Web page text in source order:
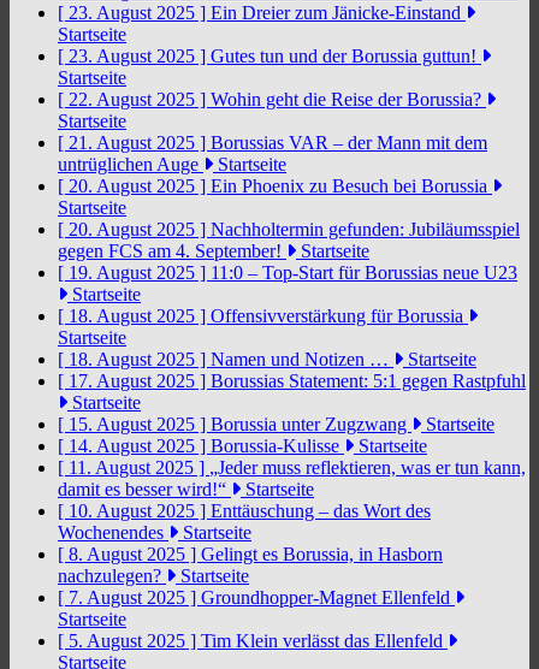
[ 23. August 2025 ] Ein Dreier zum Jänicke-Einstand
Startseite
[ 23. August 2025 ] Gutes tun und der Borussia guttun!
Startseite
[ 22. August 2025 ] Wohin geht die Reise der Borussia?
Startseite
[ 21. August 2025 ] Borussias VAR – der Mann mit dem
untrüglichen Auge
Startseite
[ 20. August 2025 ] Ein Phoenix zu Besuch bei Borussia
Startseite
[ 20. August 2025 ] Nachholtermin gefunden: Jubiläumsspiel
gegen FCS am 4. September!
Startseite
[ 19. August 2025 ] 11:0 – Top-Start für Borussias neue U23
Startseite
[ 18. August 2025 ] Offensivverstärkung für Borussia
Startseite
[ 18. August 2025 ] Namen und Notizen …
Startseite
[ 17. August 2025 ] Borussias Statement: 5:1 gegen Rastpfuhl
Startseite
[ 15. August 2025 ] Borussia unter Zugzwang
Startseite
[ 14. August 2025 ] Borussia-Kulisse
Startseite
[ 11. August 2025 ] „Jeder muss reflektieren, was er tun kann,
damit es besser wird!“
Startseite
[ 10. August 2025 ] Enttäuschung – das Wort des
Wochenendes
Startseite
[ 8. August 2025 ] Gelingt es Borussia, in Hasborn
nachzulegen?
Startseite
[ 7. August 2025 ] Groundhopper-Magnet Ellenfeld
Startseite
[ 5. August 2025 ] Tim Klein verlässt das Ellenfeld
Startseite